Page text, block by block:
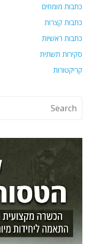
כתבות מומחים
כתבות קצרות
כתבות ראשיות
סקירות תשתית
קריקטורות